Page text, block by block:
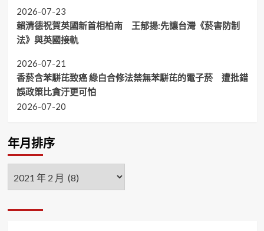
2026-07-23
賴清德祝賀英國新首相柏南 王郁揚:先讓台灣《菸害防制
法》與英國接軌
2026-07-21
香菸含苯駢芘致癌 綠白合修法禁無苯駢芘的電子菸 遭批錯
誤政策比貪汙更可怕
2026-07-20
年月排序
月
序